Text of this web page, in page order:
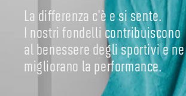
La differenza c'è e si sente.
I nostri fondelli contribuiscono
al benessere degli sportivi e ne
migliorano la performance.